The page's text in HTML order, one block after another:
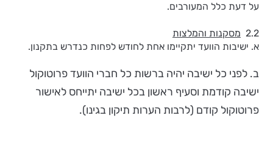
על דעת כלל המעורבים.
2.2 מסקנות והמלצות
א. ישיבות הוועד יתקיימו אחת לחודש לפחות כנדרש בתקנון.
ב. לפני כל ישיבה יהיה ברשות כל חברי הוועד פרוטוקול
ישיבה קודמת וסעיף ראשון בכל ישיבה יתייחס לאישור
פרוטוקול קודם (לרבות הערות תיקון בגינו).